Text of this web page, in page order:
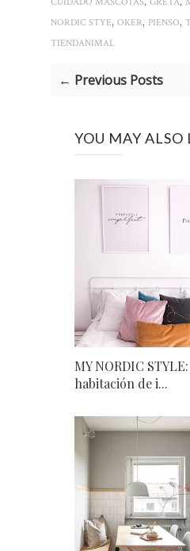
NORDIC STYE, OKER, PIENSO,
TIENDANIMAL
← Previous Posts
YOU MAY ALSO
MY NORDIC
habitación de i...